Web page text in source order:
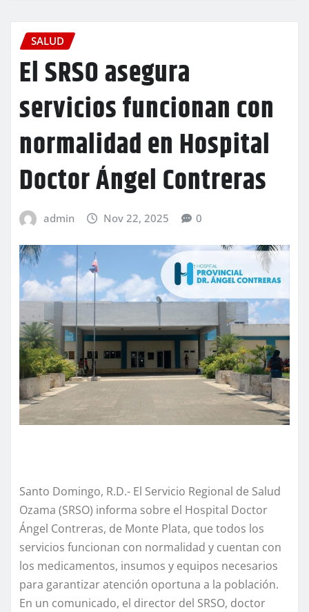
SALUD
El SRSO asegura
servicios funcionan con
normalidad en Hospital
Doctor Ángel Contreras
admin Nov 22, 2025 0
Santo Domingo, R.D.- El Servicio Regional de Salud
Ozama (SRSO) informa sobre el Hospital Doctor
Ángel Contreras, de Monte Plata, que todos los
servicios funcionan con normalidad y cuentan con
los medicamentos, insumos y equipos necesarios
para garantizar atención oportuna a la población.
En un comunicado, el director del SRSO, doctor